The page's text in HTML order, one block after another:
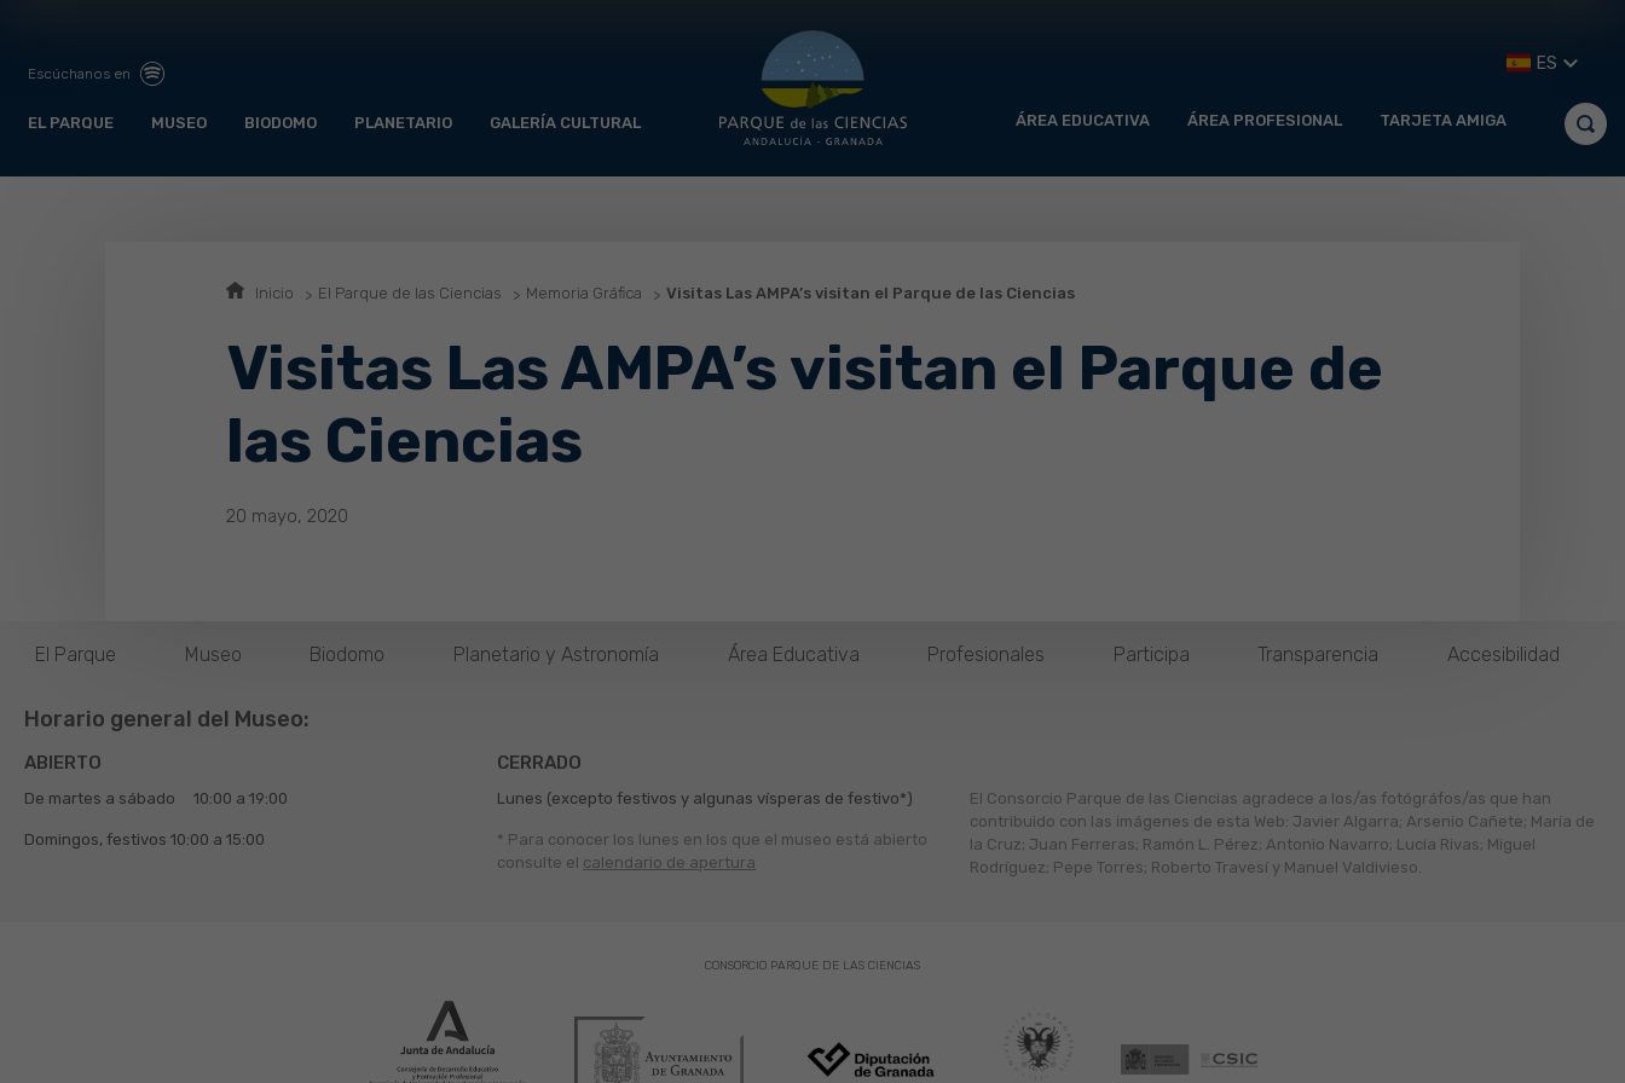
Escúchanos en
EL PARQUE MUSEO BIODOMO PLANETARIO GALERÍA CULTURAL ÁREA EDUCATIVA ÁREA PROFESIONAL TARJETA AMIGA
ES
Inicio El Parque de las Ciencias Memoria Gráfica Visitas Las AMPA’s visitan el Parque de las Ciencias
Visitas Las AMPA’s visitan el Parque de
las Ciencias
20 mayo, 2020
El Parque Museo Biodomo Planetario y Astronomía Área Educativa Profesionales Participa Transparencia Accesibilidad
Horario general del Museo:
ABIERTO
De martes a sábado 10:00 a 19:00
Domingos, festivos 10:00 a 15:00
CERRADO
Lunes (excepto festivos y algunas vísperas de festivo*)
* Para conocer los lunes en los que el museo está abierto
consulte el calendario de apertura
El Consorcio Parque de las Ciencias agradece a los/as fotógráfos/as que han
contribuido con las imágenes de esta Web: Javier Algarra; Arsenio Cañete; María de
la Cruz; Juan Ferreras; Ramón L. Pérez; Antonio Navarro; Lucía Rivas; Miguel
Rodríguez; Pepe Torres; Roberto Travesí y Manuel Valdivieso.
CONSORCIO PARQUE DE LAS CIENCIAS